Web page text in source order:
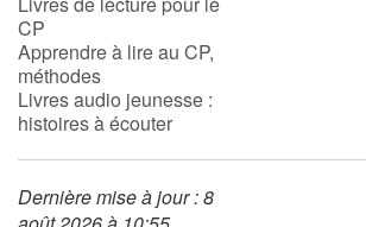
Autour de la lecture
Apprendre à lire
Livre audio
CP
Apprendre à lire au CP,
méthodes
Livres audio jeunesse :
histoires à écouter
Dernière mise à jour : 8